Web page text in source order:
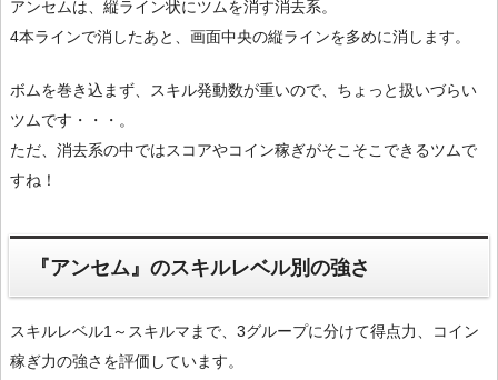
アンセムは、縦ライン状にツムを消す消去系。
4本ラインで消したあと、画面中央の縦ラインを多めに消します。
ボムを巻き込まず、スキル発動数が重いので、ちょっと扱いづらい
ツムです・・・。
ただ、消去系の中ではスコアやコイン稼ぎがそこそこできるツムで
すね！
『アンセム』のスキルレベル別の強さ
スキルレベル1～スキルマまで、3グループに分けて得点力、コイン
稼ぎ力の強さを評価しています。